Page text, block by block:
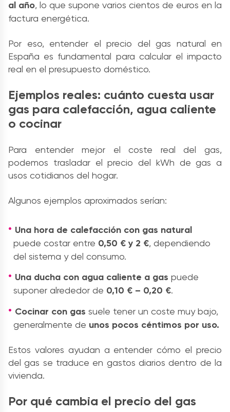
al año, lo que supone varios cientos de euros en la
factura energética.
Por eso, entender el precio del gas natural en
España es fundamental para calcular el impacto
real en el presupuesto doméstico.
Ejemplos reales: cuánto cuesta usar
gas para calefacción, agua caliente
o cocinar
Para entender mejor el coste real del gas,
podemos trasladar el precio del kWh de gas a
usos cotidianos del hogar.
Algunos ejemplos aproximados serían:
Una hora de calefacción con gas natural
puede costar entre 0,50 € y 2 €, dependiendo
del sistema y del consumo.
Una ducha con agua caliente a gas puede
suponer alrededor de 0,10 € – 0,20 €.
Cocinar con gas suele tener un coste muy bajo,
generalmente de unos pocos céntimos por uso.
Estos valores ayudan a entender cómo el precio
del gas se traduce en gastos diarios dentro de la
vivienda.
Por qué cambia el precio del gas